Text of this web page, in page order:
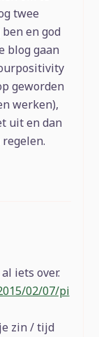
twee
en god
blog gaan
geworden
werken),
uit en dan
iets over.
02/07/pi
zin / tijd